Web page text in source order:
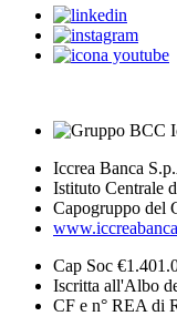
Iccrea Banca
Istituto Centrale
Capogruppo del
Cap Soc
Iscritta all'Albo
CF e n° REA di